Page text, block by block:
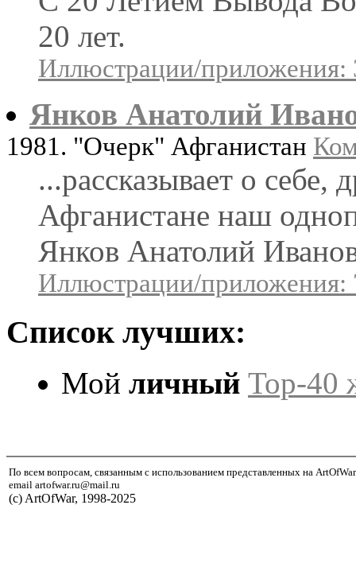
20 лет.
Иллюстрации/приложения:
Янков Анатолий
1981. "Очерк" Афганистан
...рассказывает о себе,
Афганистане наш
Янков Анатолий
Иллюстрации/приложения:
Список лучших:
Мой личный Top-40
По всем вопросам, связанным с использованием представленных на
email artofwar.ru@mail.ru
(с) ArtOfWar, 1998-2025